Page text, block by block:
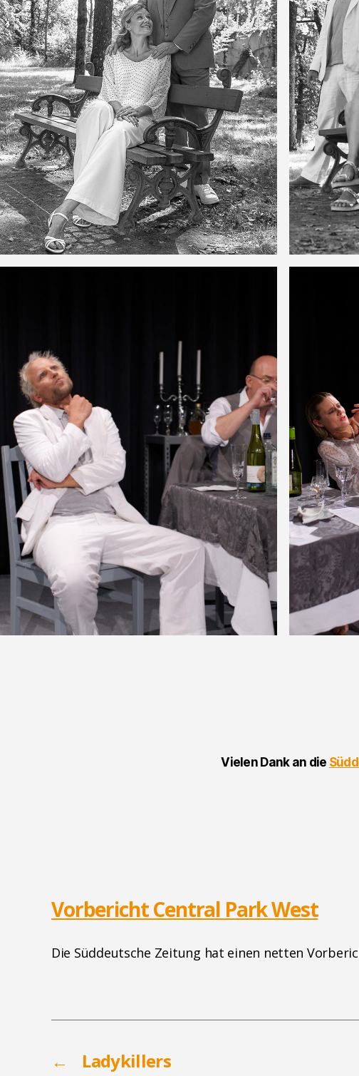
Vielen Dank an die
Vorbericht Central Park West
Die Süddeutsche Zeitung hat einen netten
← Ladykillers